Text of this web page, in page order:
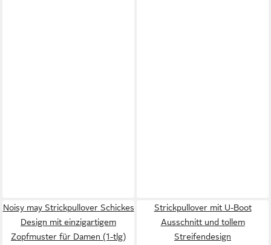
Noisy may Strickpullover Schickes
Design mit einzigartigem
Zopfmuster für Damen (1-tlg)
Strickpullover mit U-Boot
Ausschnitt und tollem
Streifendesign